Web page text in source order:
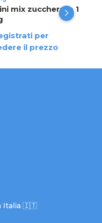
mix zuccherato 1
per
il prezzo
Italia 🇮🇹